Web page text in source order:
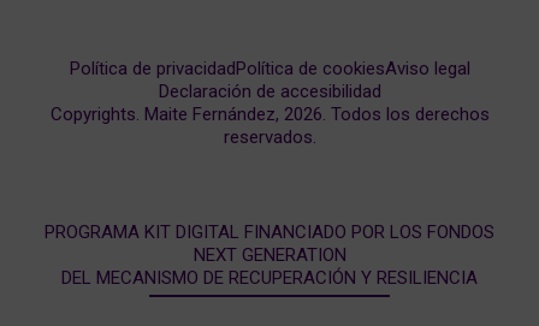
Copyrights. Maite Fernández, 2026. Todos los derechos
reservados.
Política de privacidadPolítica de cookiesAviso legal
Declaración de accesibilidad
PROGRAMA KIT DIGITAL FINANCIADO POR LOS FONDOS
NEXT GENERATION
DEL MECANISMO DE RECUPERACIÓN Y RESILIENCIA